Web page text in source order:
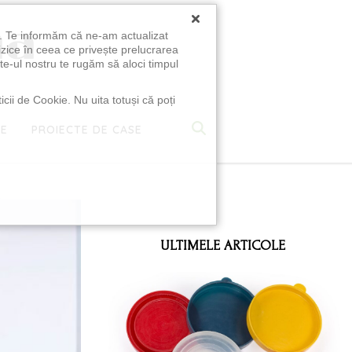
PROIECTE DE CASE
ULTIMELE ARTICOLE
×
informăm că ne-am actualizat
în ceea ce privește prelucrarea
ul nostru te rugăm să aloci timpul
de Cookie. Nu uita totuși că poți